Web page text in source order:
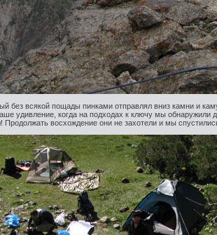
без всякой пощады пинками отправлял вниз камни и
удивление, когда на подходах к ключу мы обнаружили
восхождение они не захотели и мы